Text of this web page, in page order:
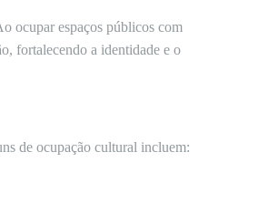
ocupar espaços públicos com
fortalecendo a identidade e o
de ocupação cultural incluem: